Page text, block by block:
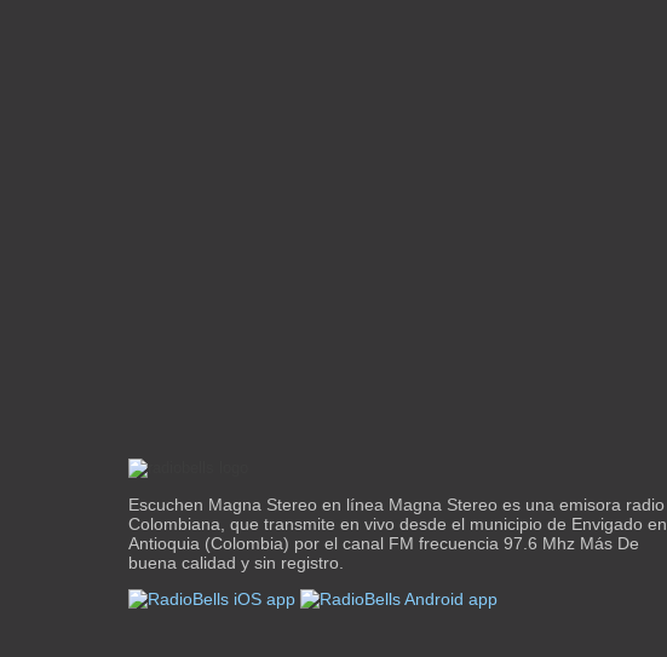
Escuchen Magna Stereo en línea Magna Stereo es una emisora radio
Colombiana, que transmite en vivo desde el municipio de Envigado en
Antioquia (Colombia) por el canal FM frecuencia 97.6 Mhz Más De
buena calidad y sin registro.